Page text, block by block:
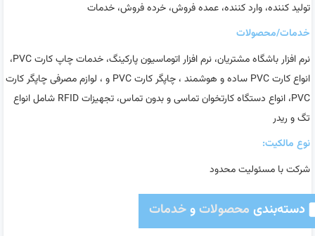
تولید کننده، وارد کننده، عمده فروش، خرده فروش، خدمات
خدمات/محصولات
نرم افزار باشگاه مشتریان، نرم افزار اتوماسیون پارکینگ، خدمات چاپ کارت PVC،
انواع کارت PVC ساده و هوشمند ، چاپگر کارت PVC و ، لوازم مصرفی چاپگر کارت
PVC، انواع دستگاه کارتخوان تماسی و بدون تماس، تجهیزات RFID شامل انواع
تگ و ریدر
نوع مالکیت:
شرکت با مسئولیت محدود
دسته‌بندی محصولاتوخدمات